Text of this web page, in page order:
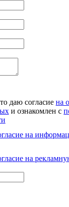
даю согласие на
и ознакомлен с
на
на